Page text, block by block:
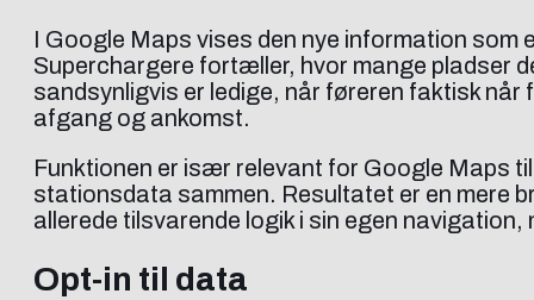
I Google Maps vises den nye information som
Superchargere fortæller, hvor mange pladser
sandsynligvis er ledige, når føreren faktisk
afgang og ankomst.
Funktionen er især relevant for Google Maps
stationsdata sammen. Resultatet er en mere
allerede tilsvarende logik i sin egen
Opt-in til data